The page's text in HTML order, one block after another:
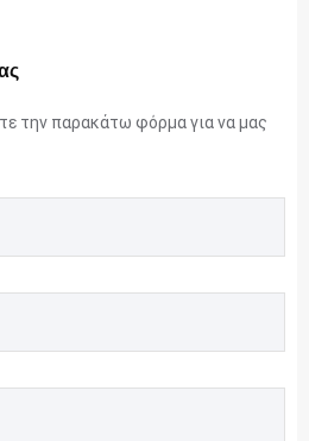
την παρακάτω φόρμα για να μας